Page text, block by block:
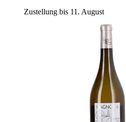
Zustellung bis 11. August